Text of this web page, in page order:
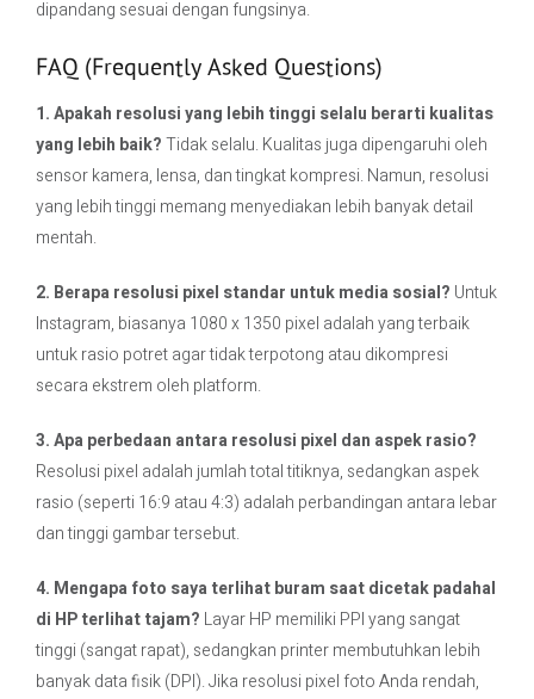
dipandang sesuai dengan fungsinya.
FAQ (Frequently Asked Questions)
1. Apakah resolusi yang lebih tinggi selalu berarti kualitas
yang lebih baik?Tidak selalu. Kualitas juga dipengaruhi oleh
sensor kamera, lensa, dan tingkat kompresi. Namun, resolusi
yang lebih tinggi memang menyediakan lebih banyak detail
mentah.
2. Berapa resolusi pixel standar untuk media sosial? Untuk
Instagram, biasanya 1080 x 1350 pixel adalah yang terbaik
untuk rasio potret agar tidak terpotong atau dikompresi
secara ekstrem oleh platform.
3. Apa perbedaan antara resolusi pixel dan aspek rasio?
Resolusi pixel adalah jumlah total titiknya, sedangkan aspek
rasio (seperti 16:9 atau 4:3) adalah perbandingan antara lebar
dan tinggi gambar tersebut.
4. Mengapa foto saya terlihat buram saat dicetak padahal
di HP terlihat tajam? Layar HP memiliki PPI yang sangat
tinggi (sangat rapat), sedangkan printer membutuhkan lebih
banyak data fisik (DPI). Jika resolusi pixel foto Anda rendah,